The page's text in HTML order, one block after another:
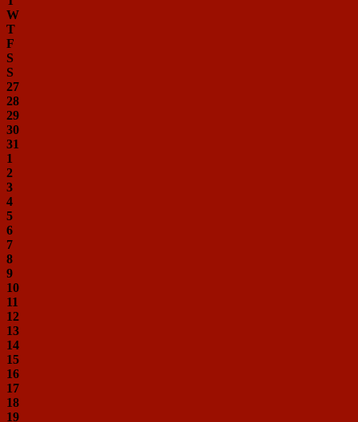
W
T
F
S
S
27
28
29
30
31
1
2
3
4
5
6
7
8
9
10
11
12
13
14
15
16
17
18
19